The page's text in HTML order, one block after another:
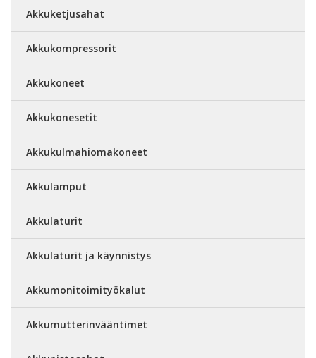
Akkuketjusahat
Akkukompressorit
Akkukoneet
Akkukonesetit
Akkukulmahiomakoneet
Akkulamput
Akkulaturit
Akkulaturit ja käynnistys
Akkumonitoimityökalut
Akkumutterinvääntimet